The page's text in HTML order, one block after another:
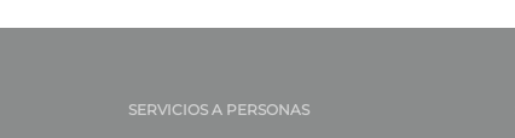
SERVICIOS A PERSONAS